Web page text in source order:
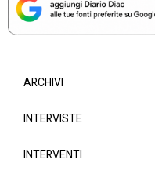
ARCHIVI
INTERVISTE
INTERVENTI